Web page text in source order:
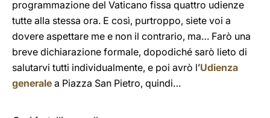
programmazione del Vaticano fissa quattro udienze
tutte alla stessa ora. E così, purtroppo, siete voi a
dovere aspettare me e non il contrario, ma… Farò una
breve dichiarazione formale, dopodiché sarò lieto di
salutarvi tutti individualmente, e poi avrò l’Udienza
generale a Piazza San Pietro, quindi…